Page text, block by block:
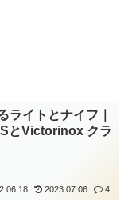
ライトとナイフ｜
とVictorinox クラ
2023.07.06 4